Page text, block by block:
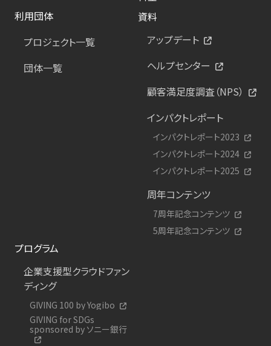
利用団体
プロジェクト一覧
団体一覧
資料
アップデート
ヘルプセンター
顧客満足度調査（NPS）
インパクトレポート
インパクトレポート2023
インパクトレポート2024
インパクトレポート2025
周年コンテンツ
7周年記念コンテンツ
5周年記念コンテンツ
プログラム
企業支援型クラウドファン
ディング
GIVING 100 by Yogibo
GIVING for SDGs
sponsored by ソニー銀行